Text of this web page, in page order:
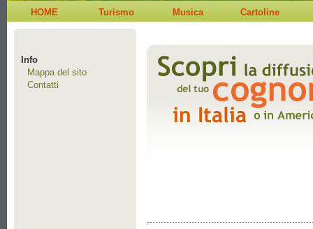
HOME Turismo Musica Cartoline
Info
Mappa del sito
Contatti